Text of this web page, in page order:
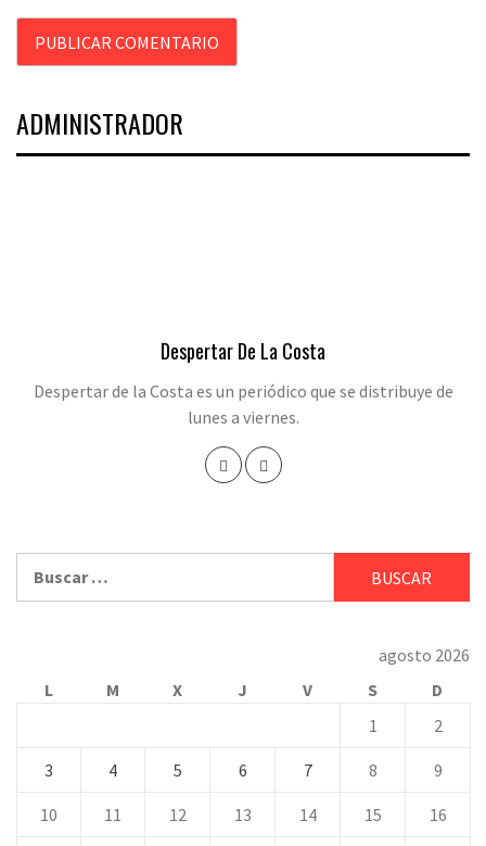
ADMINISTRADOR
Despertar De La Costa
Despertar de la Costa es un periódico que se distribuye de
lunes a viernes.
agosto 2026
L
M X J V S
D
1
2
3 4 5 6 7 8 9
10 11 12 13 14 15 16